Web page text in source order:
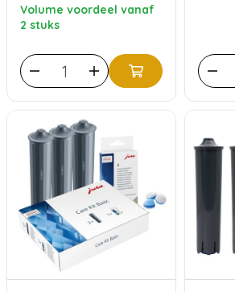
Volume voordeel vanaf
2 stuks